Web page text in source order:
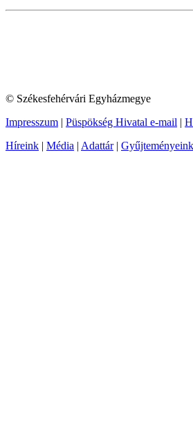
© Székesfehérvári Egyházmegye
Impresszum | Püspökség Hivatal e-mail |
Híreink | Média | Adattár| Gyűjteményeink